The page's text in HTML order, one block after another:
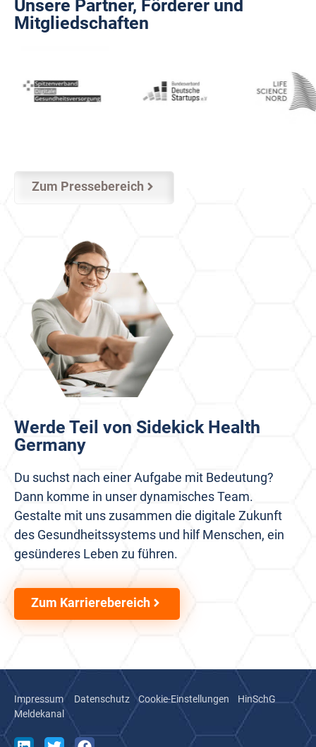
Unsere Partner, Förderer und
Mitgliedschaften
Zum Pressebereich
Werde Teil von Sidekick Health
Germany
Du suchst nach einer Aufgabe mit Bedeutung?
Dann komme in unser dynamisches Team.
Gestalte mit uns zusammen die digitale Zukunft
des Gesundheitssystems und hilf Menschen, ein
gesünderes Leben zu führen.
Zum Karrierebereich
Impressum Datenschutz Cookie-Einstellungen
HinSchG
Meldekanal